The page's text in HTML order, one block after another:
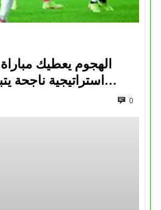
الهجوم يعطيك
استراتيجية ناجحة
0